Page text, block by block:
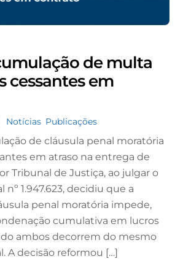
de multa
cessantes em
Notícias, Publicações
de cláusula penal moratória
em atraso na entrega de
Tribunal de Justiça, ao julgar o
nº 1.947.623, decidiu que a
penal moratória impede,
cumulativa em lucros
ambos decorrem do mesmo
A decisão reformou […]